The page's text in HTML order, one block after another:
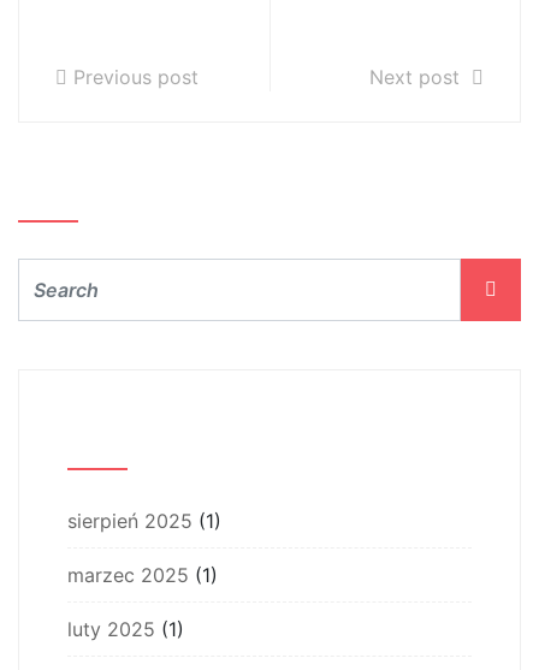
Previous post
Next post
sierpień 2025 (1)
marzec 2025 (1)
luty 2025 (1)